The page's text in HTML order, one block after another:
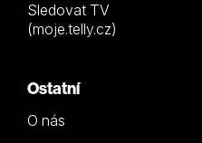
Sledovat TV
(moje.telly.cz)
Ostatní
O nás